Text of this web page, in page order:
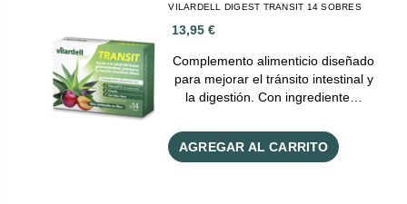
VILARDELL DIGEST TRANSIT 14 SOBRES
13,95 €
Complemento alimenticio diseñado
para mejorar el tránsito intestinal y
la digestión. Con ingrediente…
AGREGAR AL CARRITO